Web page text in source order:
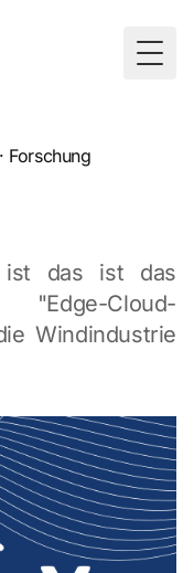
Forschung
ist das ist das
"Edge-Cloud-
Windindustrie